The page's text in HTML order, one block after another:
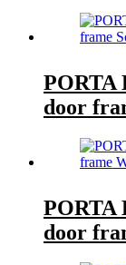
PORTA
door
PORTA
door